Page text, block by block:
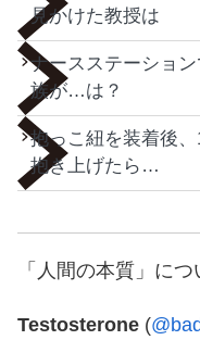
見かけた教授は
ナースステーショ
族が…は？
抱っこ紐を装着後
抱き上げたら…
「人間の本質」に
Testosterone (